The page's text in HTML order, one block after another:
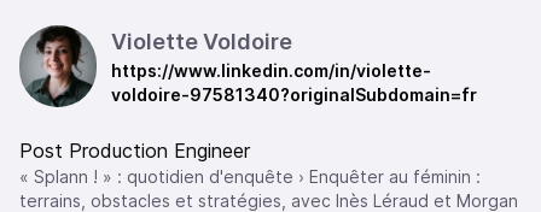
Violette Voldoire
https://www.linkedin.com/in/violette-
voldoire-97581340?originalSubdomain=fr
Post Production Engineer
« Splann ! » : quotidien d'enquête › Enquêter au féminin :
terrains, obstacles et stratégies, avec Inès Léraud et Morgan